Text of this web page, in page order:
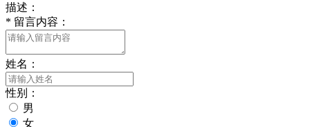
描述：
* 留言内容：
姓名：
性别：
男
女